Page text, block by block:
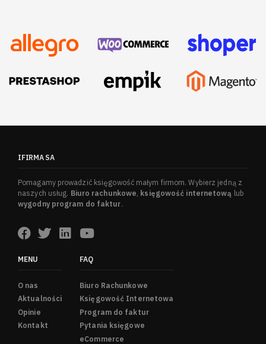
IFIRMA SA
Pomagamy prowadzić księgowość małym firmom. Wybierz jedną z
naszych usług. Biuro rachunkowe, księgowość internetową lub
wygodny program do faktur.
MENU
O nas
Aktualności
Opinie
Kontakt
FAQ
Biuro Rachunkowe
Księgowość Internetowa
Program do faktur
Pytania księgowe
eCommerce